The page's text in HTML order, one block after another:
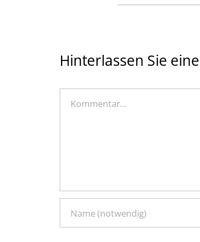
Hinterlassen Sie
Kommentar